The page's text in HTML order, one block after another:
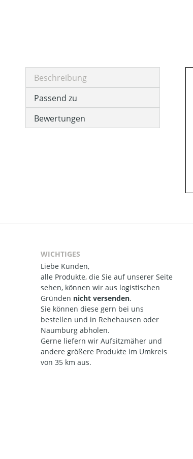
Beschreibung
Passend zu
Bewertungen
WICHTIGES
Liebe Kunden,
alle Produkte, die Sie auf unserer Seite
sehen, können wir aus logistischen
Gründen nicht versenden.
Sie können diese gern bei uns
bestellen und in Rehehausen oder
Naumburg abholen.
Gerne liefern wir Aufsitzmäher und
andere größere Produkte im Umkreis
von 35 km aus.